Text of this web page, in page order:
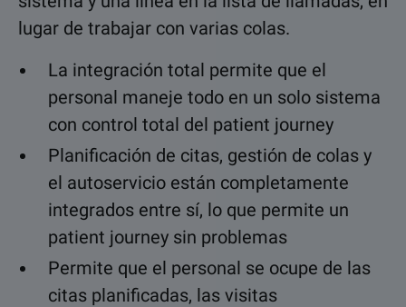
lugar de trabajar con varias colas.
La integración total permite que el
personal maneje todo en un solo sistema
con control total del patient journey
Planificación de citas, gestión de colas y
el autoservicio están completamente
integrados entre sí, lo que permite un
patient journey sin problemas
Permite que el personal se ocupe de las
citas planificadas, las visitas